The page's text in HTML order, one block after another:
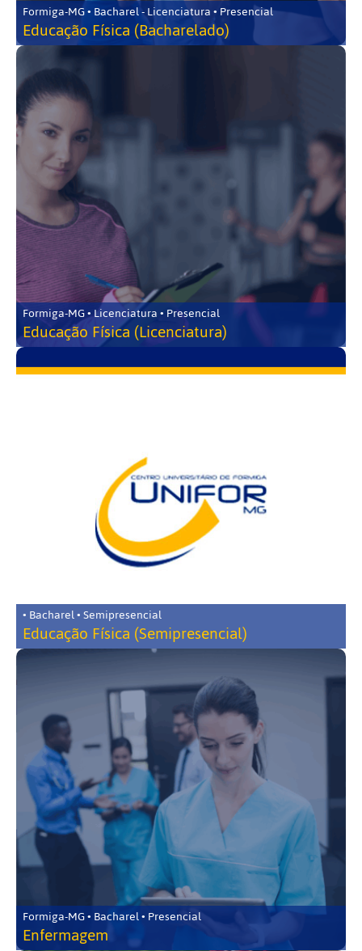
Formiga-MG • Bacharel - Licenciatura • Presencial
Educação Física (Bacharelado)
Formiga-MG • Licenciatura • Presencial
Educação Física (Licenciatura)
• Bacharel • Semipresencial
Educação Física (Semipresencial)
Formiga-MG • Bacharel • Presencial
Enfermagem